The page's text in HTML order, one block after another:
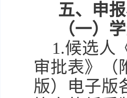
五、 申
（一）
1.候选人
审批表》
版）电子版